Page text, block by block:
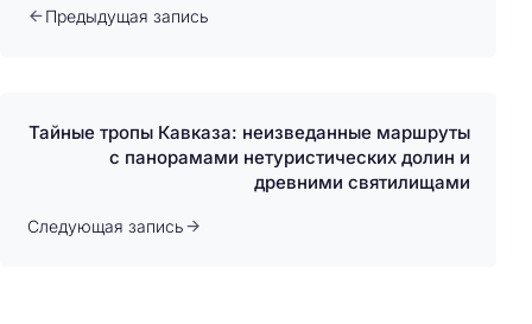
Предыдущая запись
Тайные тропы Кавказа: неизведанные маршруты
с панорамами нетуристических долин и
древними святилищами
Следующая запись